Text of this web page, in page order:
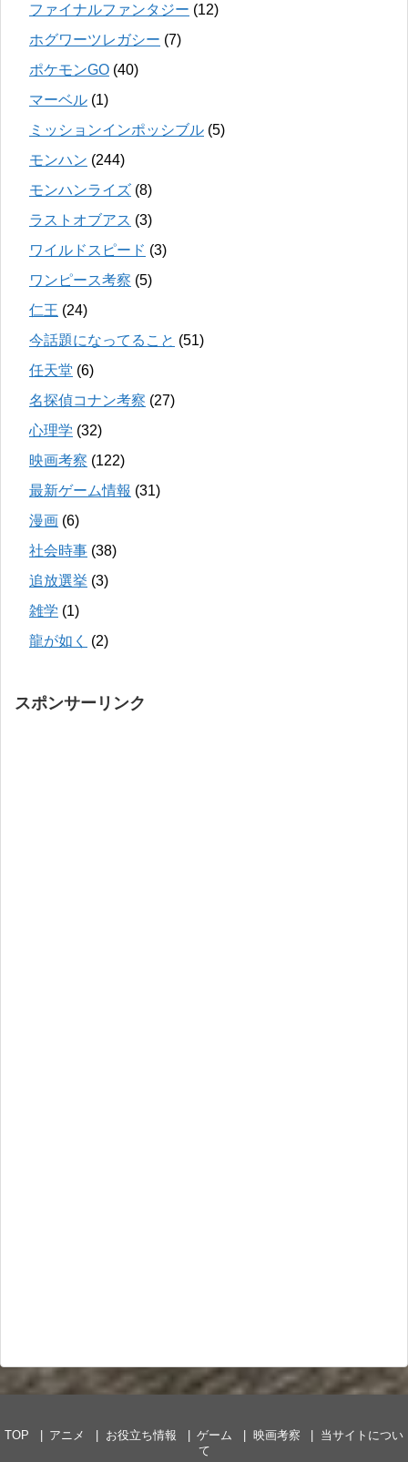
ファイナルファンタジー (12)
ホグワーツレガシー (7)
ポケモンGO (40)
マーベル (1)
ミッションインポッシブル (5)
モンハン (244)
モンハンライズ (8)
ラストオブアス (3)
ワイルドスピード (3)
ワンピース考察 (5)
仁王 (24)
今話題になってること (51)
任天堂 (6)
名探偵コナン考察 (27)
心理学 (32)
映画考察 (122)
最新ゲーム情報 (31)
漫画 (6)
社会時事 (38)
追放選挙 (3)
雑学 (1)
龍が如く
(2)
スポンサーリンク
TOP アニメ お役立ち情報 ゲーム 映画考察
当サイトについ
て